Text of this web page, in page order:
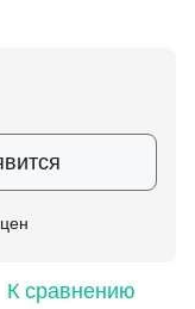
К сравнению